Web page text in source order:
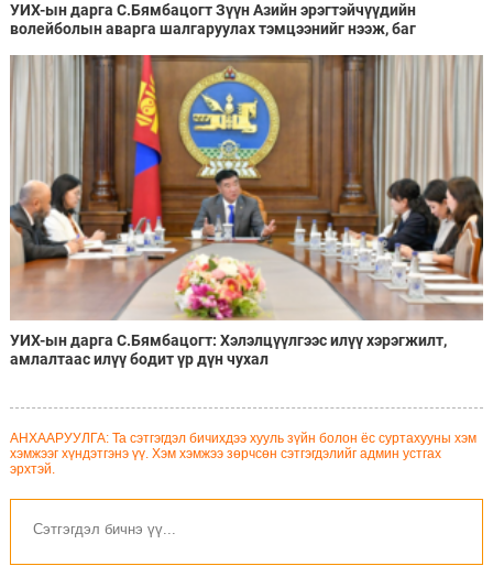
УИХ-ын дарга С.Бямбацогт Зүүн Азийн эрэгтэйчүүдийн
волейболын аварга шалгаруулах тэмцээнийг нээж, баг
УИХ-ын дарга С.Бямбацогт: Хэлэлцүүлгээс илүү хэрэгжилт,
амлалтаас илүү бодит үр дүн чухал
АНХААРУУЛГА: Та сэтгэгдэл бичихдээ хууль зүйн болон ёс суртахууны хэм
хэмжээг хүндэтгэнэ үү. Хэм хэмжээ зөрчсөн сэтгэгдэлийг админ устгах
эрхтэй.